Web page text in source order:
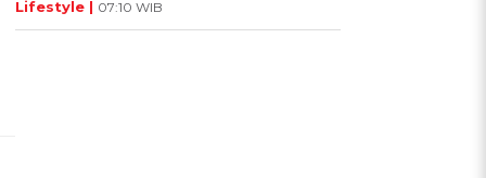
Lifestyle | 07:10 WIB